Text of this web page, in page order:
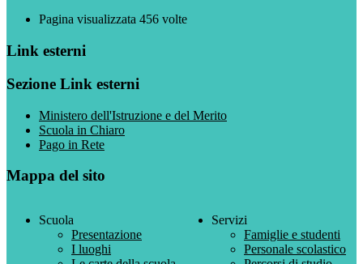
Pagina visualizzata 456 volte
Link esterni
Sezione Link esterni
Ministero dell'Istruzione e del Merito
Scuola in Chiaro
Pago in Rete
Mappa del sito
Scuola
Presentazione
I luoghi
Servizi
Famiglie e studenti
Personale scolastico